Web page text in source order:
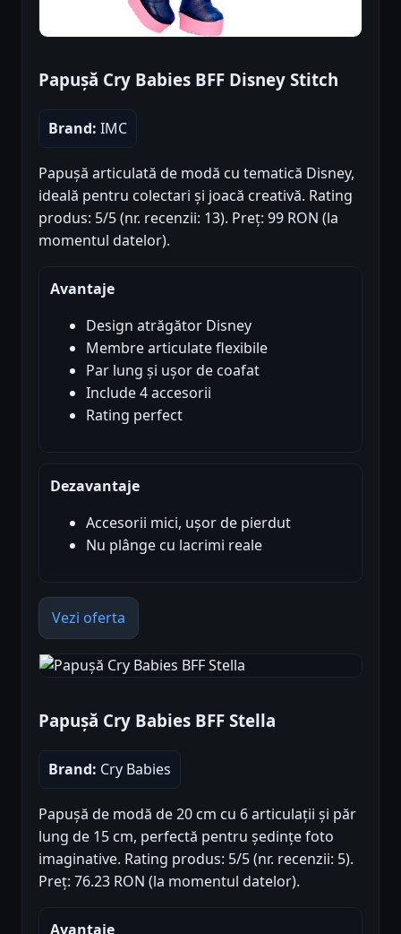
Papușă Cry Babies BFF Disney Stitch
Brand: IMC
Papușă articulată de modă cu tematică Disney,
ideală pentru colectari și joacă creativă. Rating
produs: 5/5 (nr. recenzii: 13). Preț: 99 RON (la
momentul datelor).
Avantaje
Design atrăgător Disney
Membre articulate flexibile
Par lung și ușor de coafat
Include 4 accesorii
Rating perfect
Dezavantaje
Accesorii mici, ușor de pierdut
Nu plânge cu lacrimi reale
Vezi oferta
Papușă Cry Babies BFF Stella
Brand: Cry Babies
Papușă de modă de 20 cm cu 6 articulații și păr
lung de 15 cm, perfectă pentru ședințe foto
imaginative. Rating produs: 5/5 (nr. recenzii: 5).
Preț: 76.23 RON (la momentul datelor).
Avantaje